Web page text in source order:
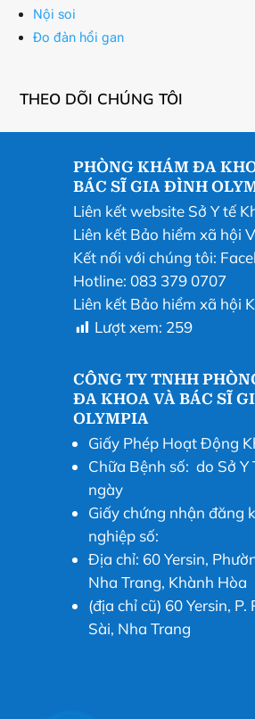
Nội soi
Đo đàn hồi gan
THEO DÕI CHÚNG TÔI
PHÒNG KHÁM ĐA
BÁC SĨ GIA ĐÌNH
Liên kết website Sở Y tế
Liên kết Bảo hiểm xã hội
Kết nối với chúng tôi:
Hotline: 083 379 0707
Liên kết Bảo hiểm xã hội
Lượt xem: 259
CÔNG TY TNHH
ĐA KHOA VÀ BÁC SĨ
OLYMPIA
Giấy Phép Hoạt Động
Chữa Bệnh số: do Sở Y
ngày
Giấy chứng nhận đăng
nghiệp số:
Địa chỉ: 60 Yersin,
Nha Trang, Khành Hòa
(địa chỉ cũ) 60 Yersin, P.
Sài, Nha Trang